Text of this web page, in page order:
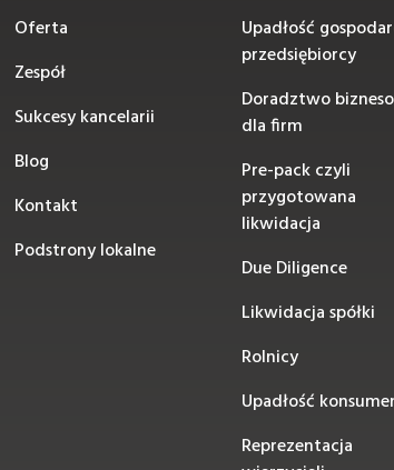
Oferta
Zespół
Sukcesy kancelarii
Blog
Kontakt
Podstrony lokalne
Upadłość
przedsiębiorcy
Doradztwo
dla firm
Pre-pack czyli
przygotowana
likwidacja
Due Diligence
Likwidacja spółki
Rolnicy
Upadłość
Reprezentacja